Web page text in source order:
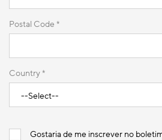
Postal Code *
Country *
Gostaria de me inscrever no